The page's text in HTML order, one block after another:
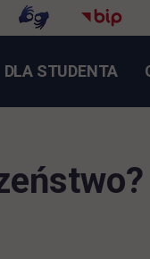
OTWIERA SIĘ W
DLA STUDENTA